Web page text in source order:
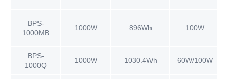
BPS-
1000MB
1000W 896Wh 100W
BPS-
1000Q
1000W 1030.4Wh 60W/100W